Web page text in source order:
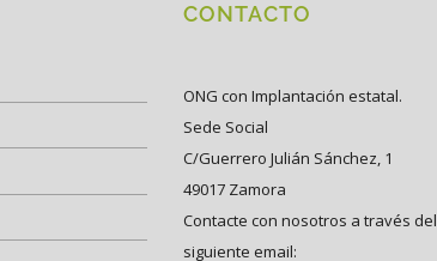
CONTACTO
ONG con Implantación estatal.
Sede Social
C/Guerrero Julián Sánchez, 1
49017 Zamora
Contacte con nosotros a través del
siguiente email: